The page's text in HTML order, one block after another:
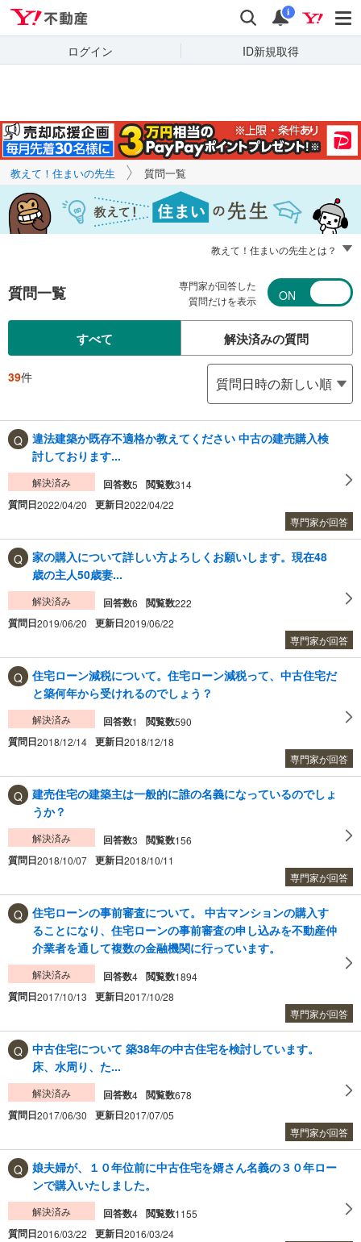
検索 通知
i
ログイン ID新規取得
キーワードで
質問を探す
教えて！住まいの先生 質問一覧
教えて！住まいの先生とは？
質問一覧
専門家が回答した
質問だけを表示
すべて 解決済みの質問
39件
違法建築か既存不適格か教えてください 中古の建売購入検
討しております...
解決済み 回答数5 閲覧数314
質問日2022/04/20 更新日2022/04/22
専門家が回答
家の購入について詳しい方よろしくお願いします。現在48
歳の主人50歳妻...
解決済み 回答数6 閲覧数222
質問日2019/06/20 更新日2019/06/22
専門家が回答
住宅ローン減税について。住宅ローン減税って、中古住宅だ
と築何年から受けれるのでしょう？
解決済み 回答数1 閲覧数590
質問日2018/12/14 更新日2018/12/18
専門家が回答
建売住宅の建築主は一般的に誰の名義になっているのでしょ
うか？
解決済み 回答数3 閲覧数156
質問日2018/10/07 更新日2018/10/11
専門家が回答
住宅ローンの事前審査について。 中古マンションの購入す
ることになり、住宅ローンの事前審査の申し込みを不動産仲
介業者を通して複数の金融機関に行っています。
解決済み 回答数4 閲覧数1894
質問日2017/10/13 更新日2017/10/28
専門家が回答
中古住宅について 築38年の中古住宅を検討しています。
床、水周り、た...
解決済み 回答数4 閲覧数678
質問日2017/06/30 更新日2017/07/05
専門家が回答
娘夫婦が、１０年位前に中古住宅を婿さん名義の３０年ロー
ンで購入いたしました。
解決済み 回答数4 閲覧数1155
質問日2016/03/22 更新日2016/03/24